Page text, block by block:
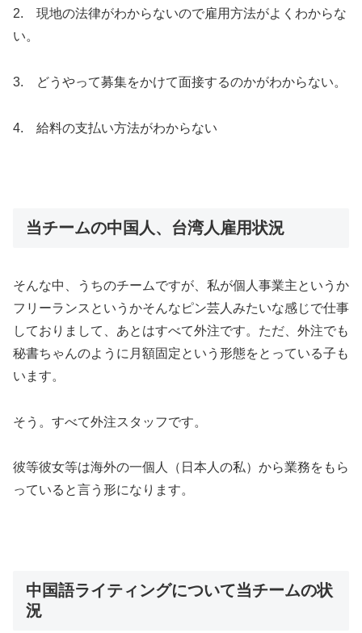
2. 現地の法律がわからないので雇用方法がよくわからな
い。
3. どうやって募集をかけて面接するのかがわからない。
4. 給料の支払い方法がわからない
当チームの中国人、台湾人雇用状況
そんな中、うちのチームですが、私が個人事業主というか
フリーランスというかそんなピン芸人みたいな感じで仕事
しておりまして、あとはすべて外注です。ただ、外注でも
秘書ちゃんのように月額固定という形態をとっている子も
います。
そう。すべて外注スタッフです。
彼等彼女等は海外の一個人（日本人の私）から業務をもら
っていると言う形になります。
中国語ライティングについて当チームの状
況